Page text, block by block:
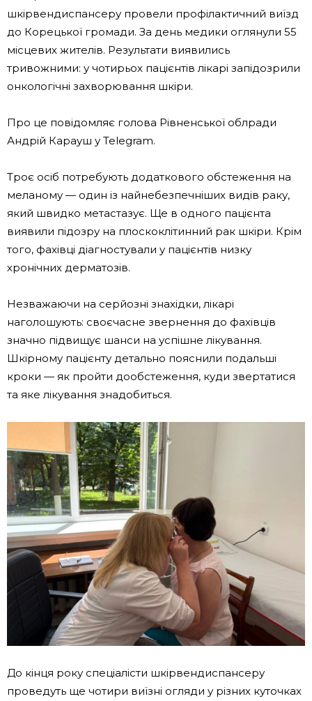
шкірвендиспансеру провели профілактичний виїзд
до Корецької громади. За день медики оглянули 55
місцевих жителів. Результати виявились
тривожними: у чотирьох пацієнтів лікарі запідозрили
онкологічні захворювання шкіри.
Про це повідомляє голова Рівненської облради
Андрій Карауш у Telegram.
Троє осіб потребують додаткового обстеження на
меланому — один із найнебезпечніших видів раку,
який швидко метастазує. Ще в одного пацієнта
виявили підозру на плоскоклітинний рак шкіри. Крім
того, фахівці діагностували у пацієнтів низку
хронічних дерматозів.
Незважаючи на серйозні знахідки, лікарі
наголошують: своєчасне звернення до фахівців
значно підвищує шанси на успішне лікування.
Шкірному пацієнту детально пояснили подальші
кроки — як пройти дообстеження, куди звертатися
та яке лікування знадобиться.
До кінця року спеціалісти шкірвендиспансеру
проведуть ще чотири виїзні огляди у різних куточках